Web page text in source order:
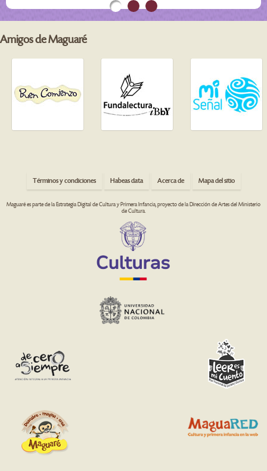
Amigos de Maguaré
Términos y condiciones Habeas data Acerca de Mapa del sitio
Maguaré es parte de la Estrategia Digital de Cultura y Primera Infancia, proyecto de la Dirección de Artes del Ministerio
de Cultura.